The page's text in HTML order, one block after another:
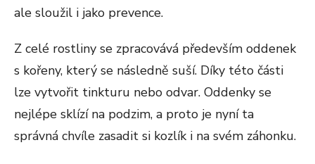
ale sloužil i jako prevence.
Z celé rostliny se zpracovává především oddenek
s kořeny, který se následně suší. Díky této části
lze vytvořit tinkturu nebo odvar. Oddenky se
nejlépe sklízí na podzim, a proto je nyní ta
správná chvíle zasadit si kozlík i na svém záhonku.